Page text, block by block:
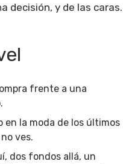
decisión, y de las caras.
frente a una
en la moda de los últimos
ves.
dos fondos allá, un